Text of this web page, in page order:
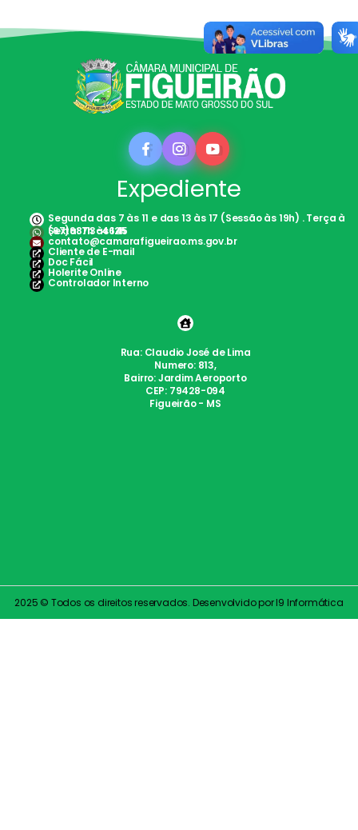
Expediente
Segunda das 7 às 11 e das 13 às 17 (Sessão às 19h) . Terça à
Sexta: 7h às 12h
(67)98113-4645
contato@camarafigueirao.ms.gov.br
Cliente de E-mail
Doc Fácil
Holerite Online
Controlador Interno
Rua: Claudio José de Lima
Numero: 813,
Bairro: Jardim Aeroporto
CEP: 79428-094
Figueirão - MS
2025 © Todos os direitos reservados. Desenvolvido por I9 Informática